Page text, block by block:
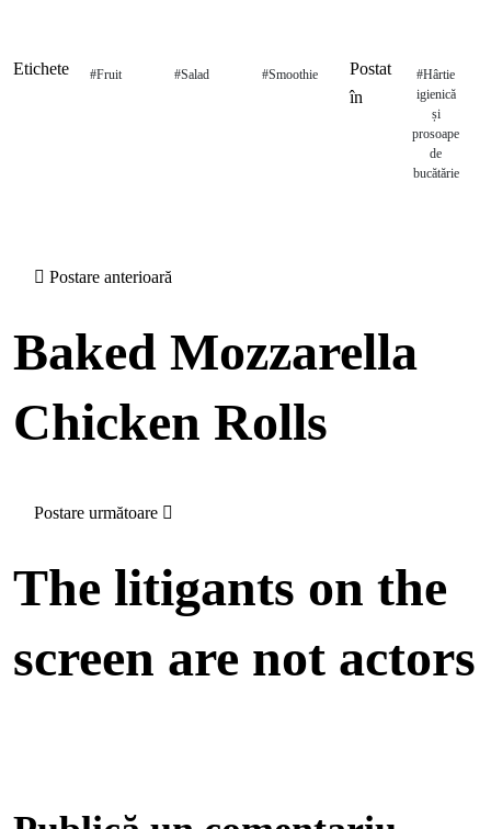
Etichete #Fruit #Salad #Smoothie
Postat
în
#Hârtie
igienică
și
prosoape
de
bucătărie
Postare anterioară
Baked Mozzarella
Chicken Rolls
Postare următoare
The litigants on the
screen are not actors